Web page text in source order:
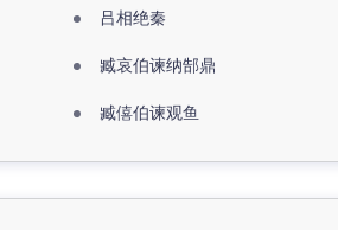
吕相绝秦
臧哀伯谏纳郜鼎
臧僖伯谏观鱼